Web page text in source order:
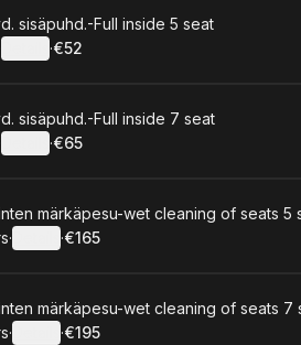
sisäpuhd.-Full inside 5 seat
:
·
.Price
€52
sisäpuhd.-Full inside 7 seat
:
·
.Price
€65
märkäpesu-wet cleaning of seats 5
:
· ·
.Price
€165
märkäpesu-wet cleaning of seats 7
· ·€195